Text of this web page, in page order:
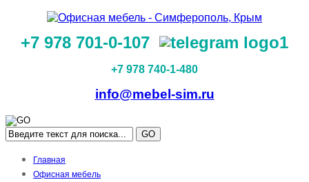
+7 978 701-0-107
+7 978 740-1-480
info@mebel-sim.ru
GO
Главная
Офисная мебель